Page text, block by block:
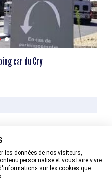
car du Cry
les données de nos visiteurs,
personnalisé et vous faire vivre
sur les cookies que